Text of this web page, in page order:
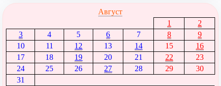
Август
1
2
3
4 5 6 7 8
9
10
11 12 13 14 15
16
17
18 19 20 21 22
23
24
25 26 27 28 29
30
31